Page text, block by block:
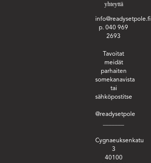
yhteyttä
info@readysetpole.fi
p. 040 969
2693
Tavoitat
meidät
parhaiten
somekanavista
tai
sähköpostitse
@readysetpole
Cygnaeuksenkatu
3
40100